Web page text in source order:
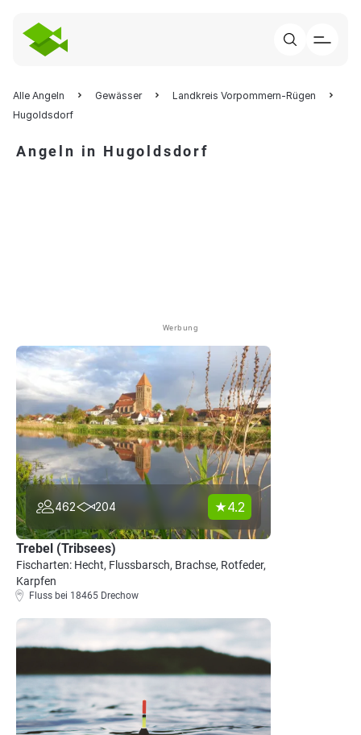
Alle Angeln Gewässer
Landkreis Vorpommern-Rügen
Hugoldsdorf
Angeln in Hugoldsdorf
Werbung
462 204 4.2
Trebel (Tribsees)
Fischarten: Hecht, Flussbarsch, Brachse, Rotfeder,
Karpfen
Fluss bei 18465 Drechow